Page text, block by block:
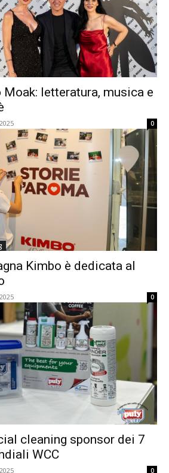
letteratura, musica e
0
Kimbo è dedicata al
0
cleaning sponsor dei 7
WCC
0